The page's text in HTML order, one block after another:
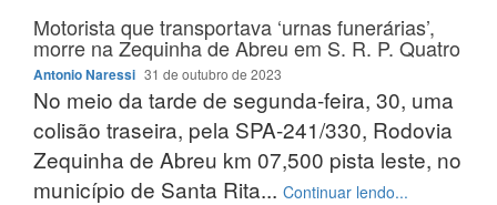
Motorista que transportava ‘urnas funerárias’,
morre na Zequinha de Abreu em S. R. P. Quatro
Antonio Naressi 31 de outubro de 2023
No meio da tarde de segunda-feira, 30, uma
colisão traseira, pela SPA-241/330, Rodovia
Zequinha de Abreu km 07,500 pista leste, no
município de Santa Rita... Continuar lendo...